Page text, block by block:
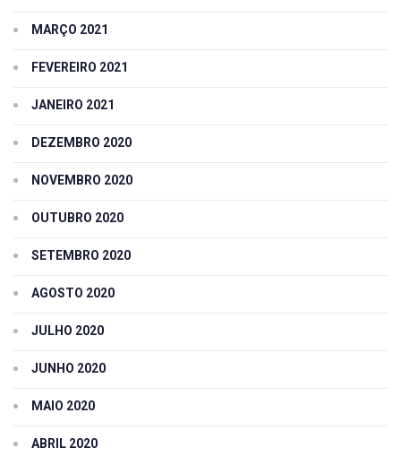
MARÇO 2021
FEVEREIRO 2021
JANEIRO 2021
DEZEMBRO 2020
NOVEMBRO 2020
OUTUBRO 2020
SETEMBRO 2020
AGOSTO 2020
JULHO 2020
JUNHO 2020
MAIO 2020
ABRIL 2020